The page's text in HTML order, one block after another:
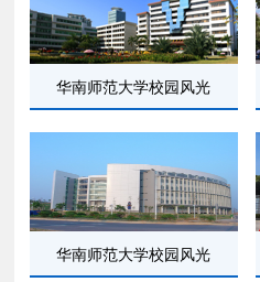
华南师范大学校园风光
华南师范大学校园风光